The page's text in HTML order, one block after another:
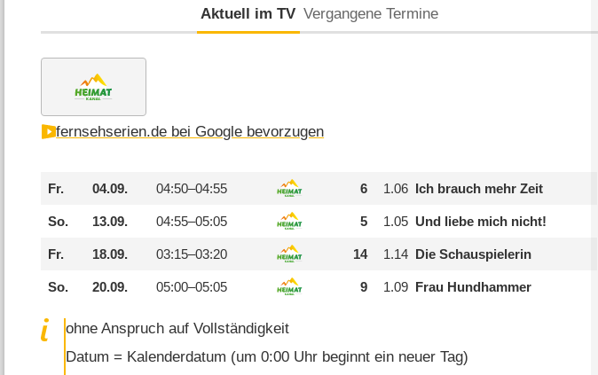
Aktuell im TV Vergangene Termine
fernsehserien.de bei Google bevorzugen
Fr. 04.09. 04:50–04:55 6 1.06 Ich brauch mehr Zeit
So. 13.09. 04:55–05:05 5 1.05 Und liebe mich nicht!
Fr. 18.09. 03:15–03:20 14 1.14 Die Schauspielerin
So. 20.09. 05:00–05:05 9 1.09 Frau Hundhammer
ohne Anspruch auf Vollständigkeit
Datum = Kalenderdatum (um 0:00 Uhr beginnt ein neuer Tag)